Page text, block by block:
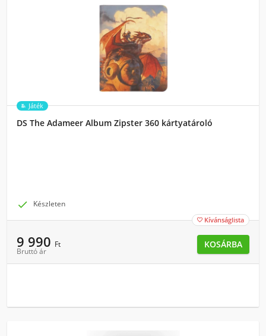
Játék
DS The Adameer Album Zipster 360 kártyatároló
 Készleten
 Kívánságlista
9 990 Ft
Bruttó ár
KOSÁRBA